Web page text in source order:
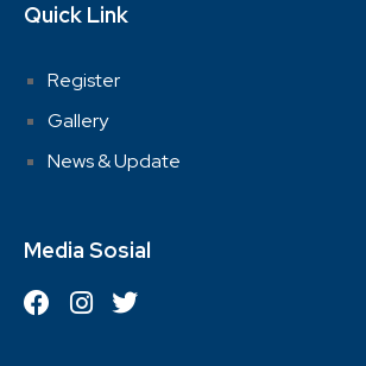
Quick Link
Register
Gallery
News & Update
Media Sosial